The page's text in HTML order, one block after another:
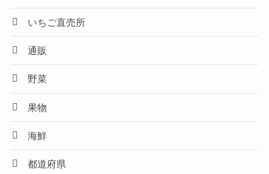
いちご直売所
通販
野菜
果物
海鮮
都道府県